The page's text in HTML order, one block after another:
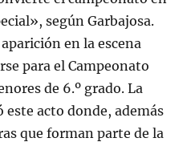
según Garbajosa.
en la escena
para el Campeonato
de 6.º grado. La
este acto donde, además
que forman parte de la